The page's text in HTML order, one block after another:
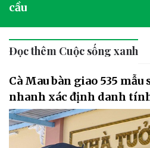
cầu
Đọc thêm Cuộc sống xanh
Cà Mau bàn giao 535
nhanh xác định danh